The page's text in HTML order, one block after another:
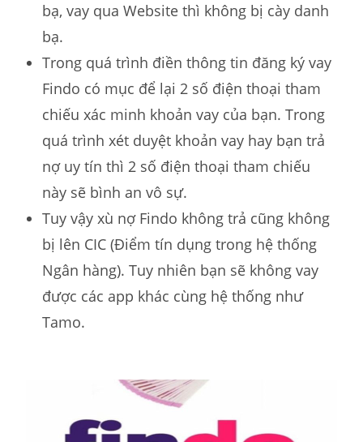
bạ, vay qua Website thì không bị cày danh
bạ.
Trong quá trình điền thông tin đăng ký vay
Findo có mục để lại 2 số điện thoại tham
chiếu xác minh khoản vay của bạn. Trong
quá trình xét duyệt khoản vay hay bạn trả
nợ uy tín thì 2 số điện thoại tham chiếu
này sẽ bình an vô sự.
Tuy vậy xù nợ Findo không trả cũng không
bị lên CIC (Điểm tín dụng trong hệ thống
Ngân hàng). Tuy nhiên bạn sẽ không vay
được các app khác cùng hệ thống như
Tamo.